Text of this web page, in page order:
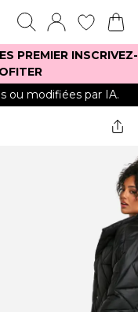
PREMIER INSCRIVEZ-
ou modifiées par IA.